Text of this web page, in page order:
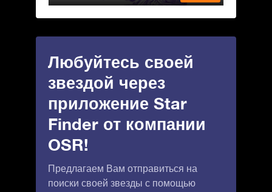
Любуйтесь своей
звездой через
приложение Star
Finder от компании
OSR!
Предлагаем Вам отправиться на
поиски своей звезды с помощью